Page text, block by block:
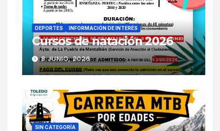
DEPORTES INFORMACIÓN DE INTERÉS
Cursos de natación 2026
8 JUNIO, 2026
SIN CATEGORÍA